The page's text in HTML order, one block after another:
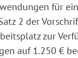
für
2 der
zur
auf 1.250 €